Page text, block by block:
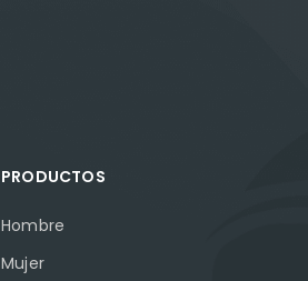
PRODUCTOS
Hombre
Mujer